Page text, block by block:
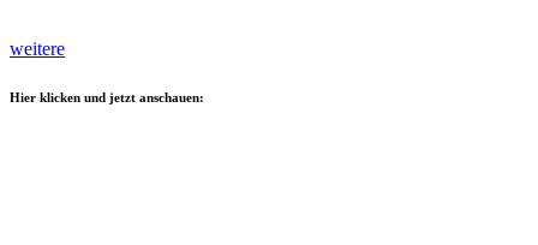
weitere
Hier klicken und jetzt anschauen: